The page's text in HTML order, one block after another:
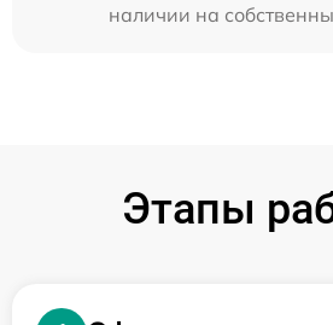
наличии на
Этапы